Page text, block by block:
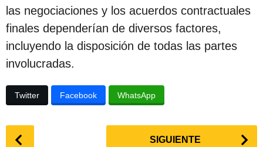
las negociaciones y los acuerdos contractuales
finales dependerían de diversos factores,
incluyendo la disposición de todas las partes
involucradas.
Twitter Facebook WhatsApp
SIGUIENTE